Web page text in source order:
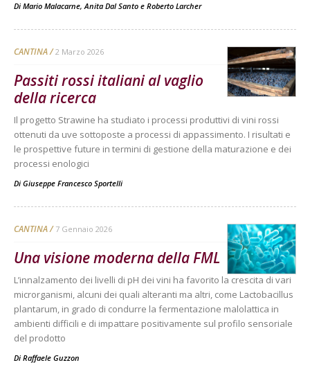
Di Mario Malacarne,Anita Dal Santo e Roberto Larcher
CANTINA 2 Marzo 2026
Passiti rossi italiani al vaglio
della ricerca
Il progetto Strawine ha studiato i processi produttivi di vini rossi
ottenuti da uve sottoposte a processi di appassimento. I risultati e
le prospettive future in termini di gestione della maturazione e dei
processi enologici
Di Giuseppe Francesco Sportelli
CANTINA 7 Gennaio 2026
Una visione moderna della FML
L’innalzamento dei livelli di pH dei vini ha favorito la crescita di vari
microrganismi, alcuni dei quali alteranti ma altri, come Lactobacillus
plantarum, in grado di condurre la fermentazione malolattica in
ambienti difficili e di impattare positivamente sul profilo sensoriale
del prodotto
Di Raffaele Guzzon